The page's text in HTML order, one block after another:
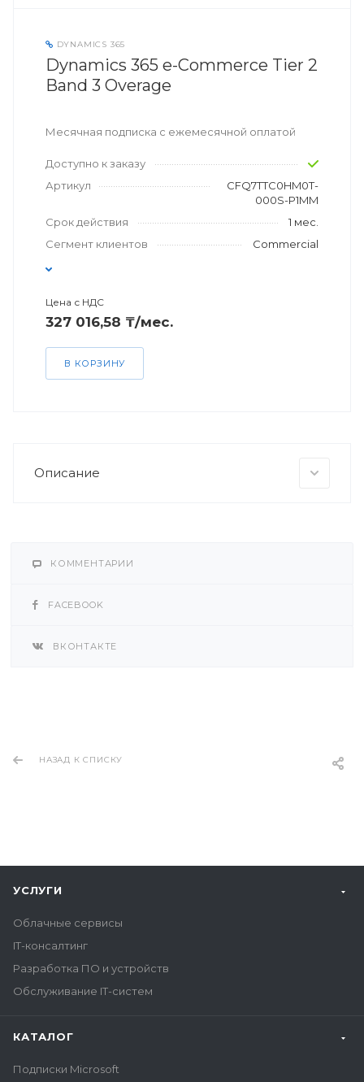
DYNAMICS 365
Dynamics 365 e-Commerce Tier 2
Band 3 Overage
Месячная подписка с ежемесячной оплатой
Доступно к заказу
Артикул
CFQ7TTC0HM0T-
000S-P1MM
Срок действия
1 мес.
Сегмент клиентов
Commercial
Цена с НДС
327 016,58 ₸/мес.
В КОРЗИНУ
Описание
КОММЕНТАРИИ
FACEBOOK
ВКОНТАКТЕ
НАЗАД К СПИСКУ
УСЛУГИ
Облачные сервисы
IT-консалтинг
Разработка ПО и устройств
Обслуживание IT-систем
КАТАЛОГ
Подписки Microsoft